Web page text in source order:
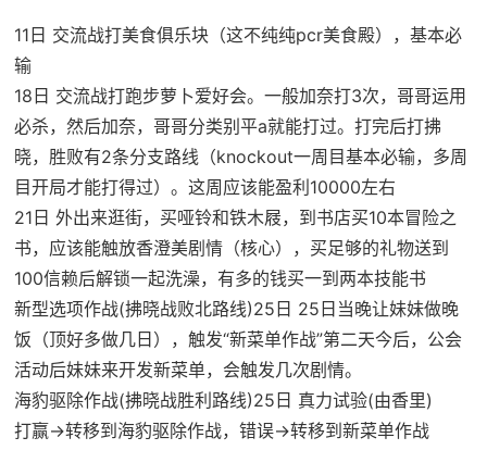
11日 交流战打美食俱乐块（这不纯纯pcr美食殿），基本必
输
18日 交流战打跑步萝卜爱好会。一般加奈打3次，哥哥运用
必杀，然后加奈，哥哥分类别平a就能打过。打完后打拂
晓，胜败有2条分支路线（knockout一周目基本必输，多周
目开局才能打得过）。这周应该能盈利10000左右
21日 外出来逛街，买哑铃和铁木屐，到书店买10本冒险之
书，应该能触放香澄美剧情（核心），买足够的礼物送到
100信赖后解锁一起洗澡，有多的钱买一到两本技能书
新型选项作战(拂晓战败北路线)25日 25日当晚让妹妹做晚
饭（顶好多做几日），触发“新菜单作战”第二天今后，公会
活动后妹妹来开发新菜单，会触发几次剧情。
海豹驱除作战(拂晓战胜利路线)25日 真力试验(由香里)
打赢→转移到海豹驱除作战，错误→转移到新菜单作战